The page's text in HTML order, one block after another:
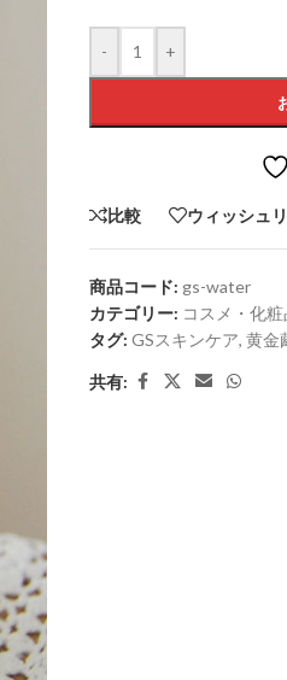
- +
比較 ウィッシュ
商品コード: gs-water
カテゴリー: コスメ・化粧
タグ: GSスキンケア, 黄金
共有: